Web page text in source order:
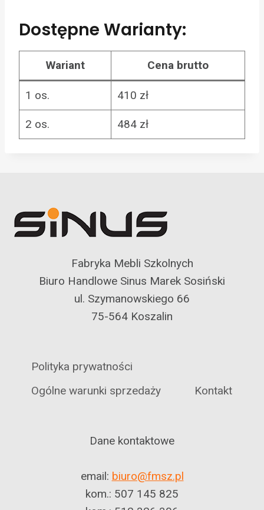
Dostępne Warianty:
Wariant Cena brutto
1 os. 410 zł
2 os. 484 zł
Fabryka Mebli Szkolnych
Biuro Handlowe Sinus Marek Sosiński
ul. Szymanowskiego 66
75-564 Koszalin
Polityka prywatności
Ogólne warunki sprzedaży
Kontakt
Dane kontaktowe
email: biuro@fmsz.pl
kom.: 507 145 825